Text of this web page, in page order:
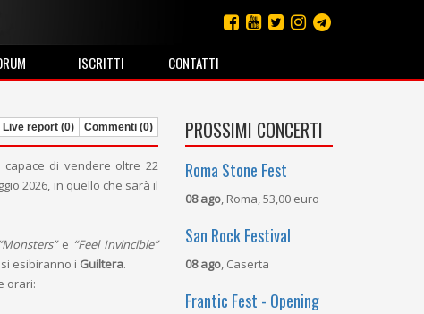
ISCRITTI CONTATTI
Live report (0) Commenti (0)
di vendere oltre 22
2026, in quello che sarà il
“Monsters”e “Feel Invincible”
esibiranno i Guiltera.
orari:
PROSSIMI CONCERTI
Roma Stone Fest
08 ago, Roma, 53,00 euro
San Rock Festival
08 ago, Caserta
Frantic Fest - Opening